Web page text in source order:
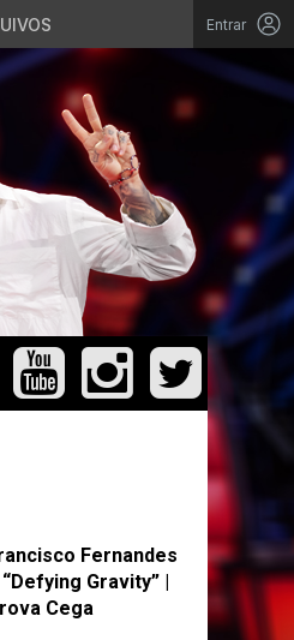
Entrar
Fernandes
Gravity” |
Cega